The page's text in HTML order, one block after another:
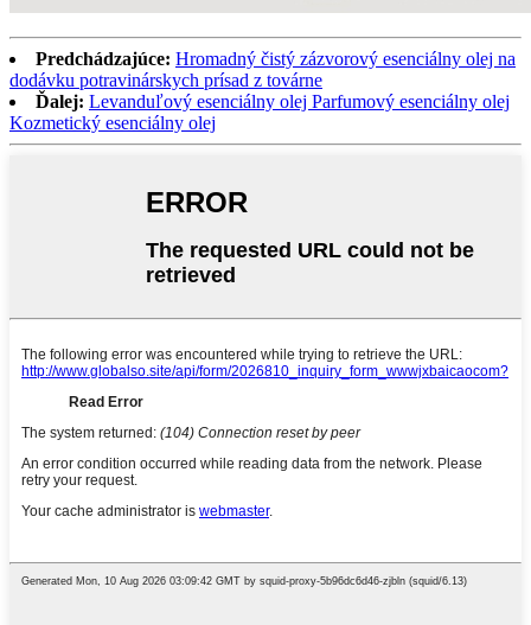
Predchádzajúce: Hromadný čistý zázvorový esenciálny olej na
dodávku potravinárskych prísad z továrne
Ďalej: Levanduľový esenciálny olej Parfumový esenciálny olej
Kozmetický esenciálny olej